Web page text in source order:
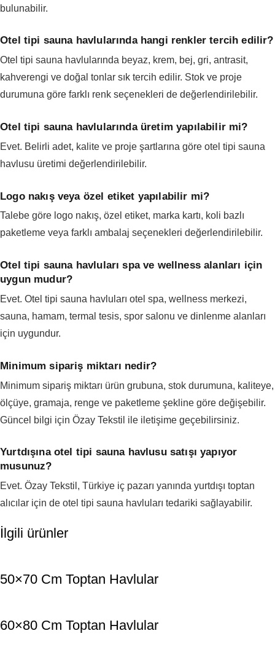
bulunabilir.
Otel tipi sauna havlularında hangi renkler tercih edilir?
Otel tipi sauna havlularında beyaz, krem, bej, gri, antrasit,
kahverengi ve doğal tonlar sık tercih edilir. Stok ve proje
durumuna göre farklı renk seçenekleri de değerlendirilebilir.
Otel tipi sauna havlularında üretim yapılabilir mi?
Evet. Belirli adet, kalite ve proje şartlarına göre otel tipi sauna
havlusu üretimi değerlendirilebilir.
Logo nakış veya özel etiket yapılabilir mi?
Talebe göre logo nakış, özel etiket, marka kartı, koli bazlı
paketleme veya farklı ambalaj seçenekleri değerlendirilebilir.
Otel tipi sauna havluları spa ve wellness alanları için
uygun mudur?
Evet. Otel tipi sauna havluları otel spa, wellness merkezi,
sauna, hamam, termal tesis, spor salonu ve dinlenme alanları
için uygundur.
Minimum sipariş miktarı nedir?
Minimum sipariş miktarı ürün grubuna, stok durumuna, kaliteye,
ölçüye, gramaja, renge ve paketleme şekline göre değişebilir.
Güncel bilgi için Özay Tekstil ile iletişime geçebilirsiniz.
Yurtdışına otel tipi sauna havlusu satışı yapıyor
musunuz?
Evet. Özay Tekstil, Türkiye iç pazarı yanında yurtdışı toptan
alıcılar için de otel tipi sauna havluları tedariki sağlayabilir.
İlgili ürünler
50×70 Cm Toptan Havlular
60×80 Cm Toptan Havlular